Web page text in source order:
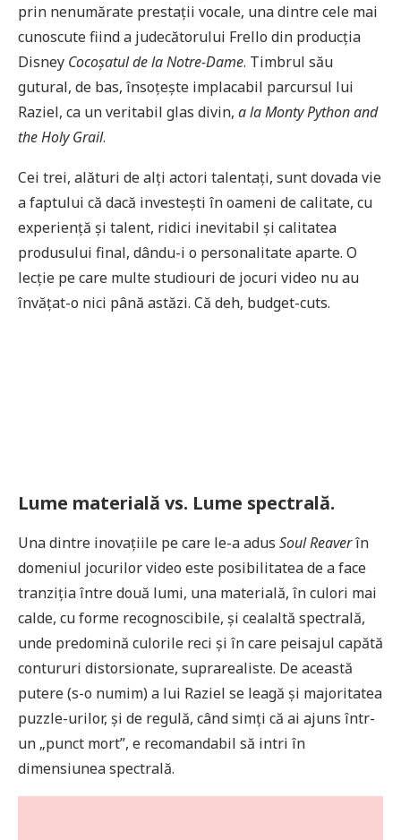
prin nenumărate prestații vocale, una dintre cele mai
cunoscute fiind a judecătorului Frello din producția
Disney Cocoșatul de la Notre-Dame. Timbrul său
gutural, de bas, însoțește implacabil parcursul lui
Raziel, ca un veritabil glas divin, a laMonty Python and
the Holy Grail.
Cei trei, alături de alți actori talentați, sunt dovada vie
a faptului că dacă investești în oameni de calitate, cu
experiență și talent, ridici inevitabil și calitatea
produsului final, dându-i o personalitate aparte. O
lecție pe care multe studiouri de jocuri video nu au
învățat-o nici până astăzi. Că deh, budget-cuts.
Lume materială vs. Lume spectrală.
Una dintre inovațiile pe care le-a adus Soul Reaverîn
domeniul jocurilor video este posibilitatea de a face
tranziția între două lumi, una materială, în culori mai
calde, cu forme recognoscibile, și cealaltă spectrală,
unde predomină culorile reci și în care peisajul capătă
contururi distorsionate, suprarealiste. De această
putere (s-o numim) a lui Raziel se leagă și majoritatea
puzzle-urilor, și de regulă, când simți că ai ajuns într-
un „punct mort”, e recomandabil să intri în
dimensiunea spectrală.